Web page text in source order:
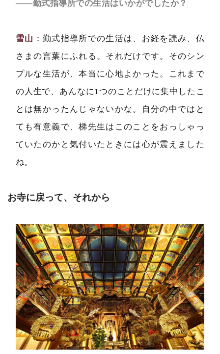
――勤式指導所での生活はいかがでしたか？
雪山 ：勤式指導所での生活は、お経を読み、仏
さまの言葉にふれる。それだけです。そのシン
プルな生活が、本当に心地よかった。これまで
の人生で、あんなに1つのことだけに集中したこ
とは無かったんじゃないかな。自分の中ではと
ても有意義で、梯先生はこのことをおっしゃっ
ていたのかと気付いたときには心が震えました
ね。
お寺に戻って、それから